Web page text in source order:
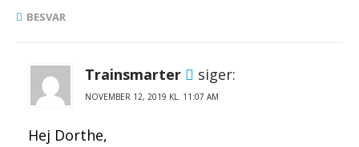
BESVAR
Trainsmarter siger:
KL.
Hej Dorthe,